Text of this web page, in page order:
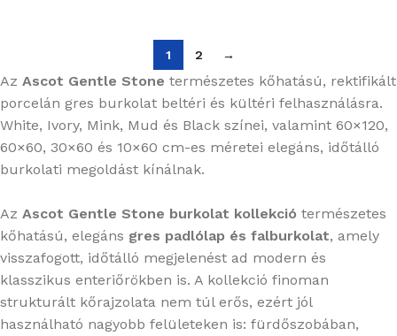
1 2 →
Az Ascot Gentle Stone természetes kőhatású, rektifikált
porcelán gres burkolat beltéri és kültéri felhasználásra.
White, Ivory, Mink, Mud és Black színei, valamint 60×120,
60×60, 30×60 és 10×60 cm-es méretei elegáns, időtálló
burkolati megoldást kínálnak.
Az Ascot Gentle Stone burkolat kollekció természetes
kőhatású, elegáns gres padlólap és falburkolat, amely
visszafogott, időtálló megjelenést ad modern és
klasszikus enteriőrökben is. A kollekció finoman
strukturált kőrajzolata nem túl erős, ezért jól
használható nagyobb felületeken is: fürdőszobában,